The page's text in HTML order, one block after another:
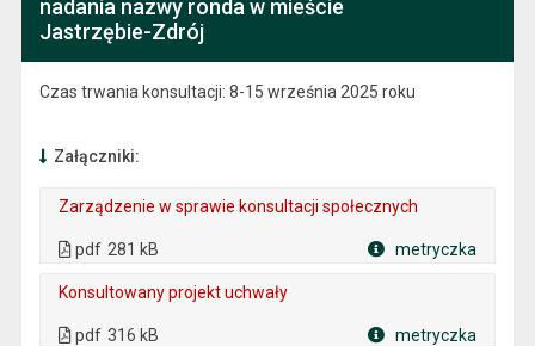
nadania nazwy ronda w mieście
Jastrzębie-Zdrój
Czas trwania konsultacji: 8-15 września 2025 roku
Załączniki:
Zarządzenie w sprawie konsultacji społecznych
pdf 281 kB metryczka
Konsultowany projekt uchwały
pdf 316 kB metryczka